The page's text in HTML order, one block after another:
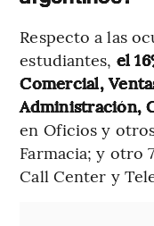
Respecto a las
estudiantes, el
Comercial,
Administración,
en Oficios y
Farmacia; y otro
Call Center y